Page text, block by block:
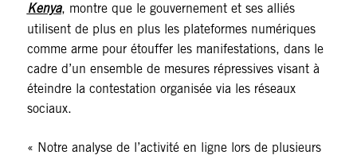
Kenya, montre que le gouvernement et ses alliés
utilisent de plus en plus les plateformes numériques
comme arme pour étouffer les manifestations, dans le
cadre d’un ensemble de mesures répressives visant à
éteindre la contestation organisée via les réseaux
sociaux.
« Notre analyse de l’activité en ligne lors de plusieurs